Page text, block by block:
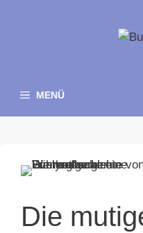
MENÜ
Die